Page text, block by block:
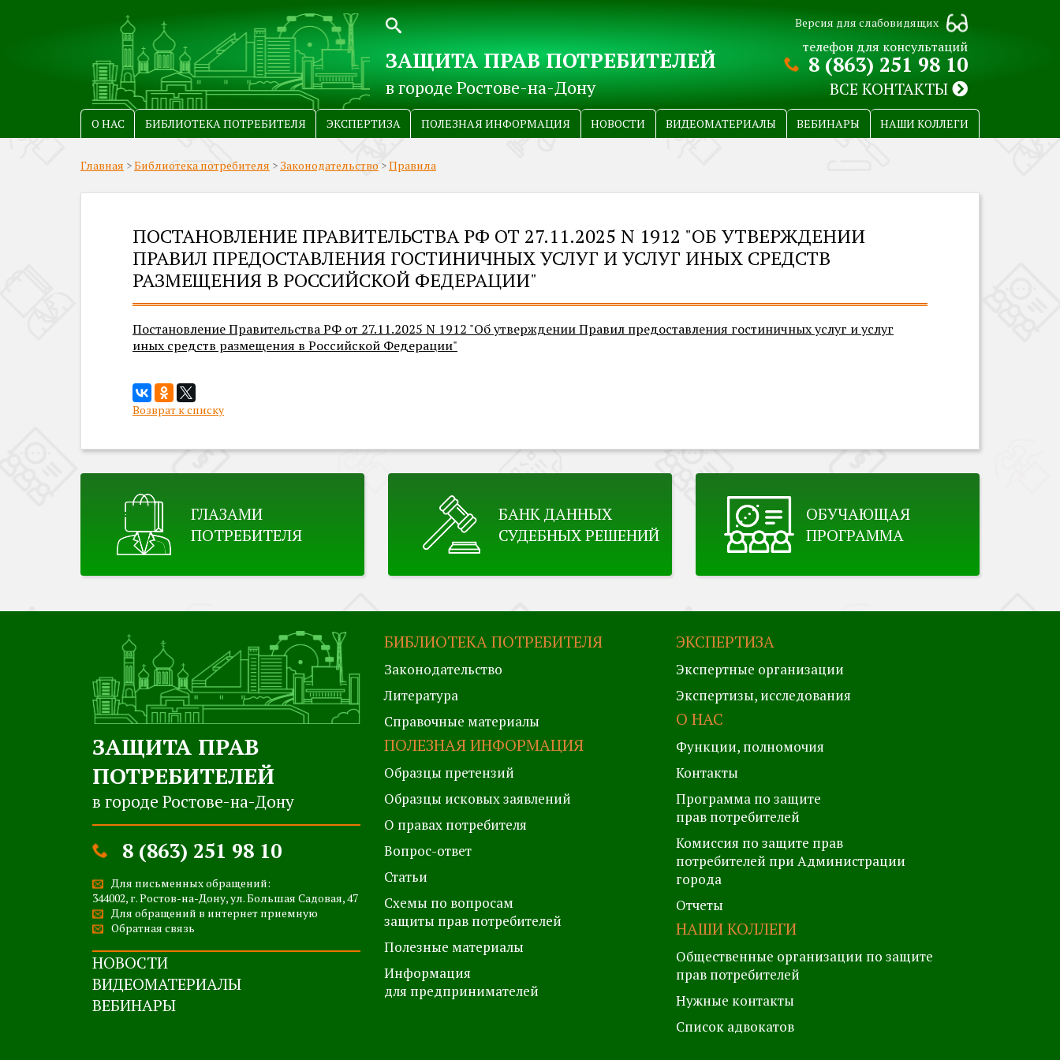
Версия для слабовидящих
ЗАЩИТА ПРАВ ПОТРЕБИТЕЛЕЙ
в городе Ростове-на-Дону
телефон для консультаций
8 (863) 251 98 10
ВСЕ КОНТАКТЫ
О НАС БИБЛИОТЕКА ПОТРЕБИТЕЛЯ ЭКСПЕРТИЗА ПОЛЕЗНАЯ ИНФОРМАЦИЯ НОВОСТИ ВИДЕОМАТЕРИАЛЫ ВЕБИНАРЫ НАШИ КОЛЛЕГИ
Главная >Библиотека потребителя > Законодательство >Правила
ПОСТАНОВЛЕНИЕ ПРАВИТЕЛЬСТВА РФ ОТ 27.11.2025 N 1912 "ОБ УТВЕРЖДЕНИИ
ПРАВИЛ ПРЕДОСТАВЛЕНИЯ ГОСТИНИЧНЫХ УСЛУГ И УСЛУГ ИНЫХ СРЕДСТВ
РАЗМЕЩЕНИЯ В РОССИЙСКОЙ ФЕДЕРАЦИИ"
Постановление Правительства РФ от 27.11.2025 N 1912 "Об утверждении Правил предоставления гостиничных услуг и услуг
иных средств размещения в Российской Федерации"
Возврат к списку
ГЛАЗАМИ
ПОТРЕБИТЕЛЯ
БАНК ДАННЫХ
СУДЕБНЫХ РЕШЕНИЙ
ОБУЧАЮЩАЯ
ПРОГРАММА
ЗАЩИТА ПРАВ
ПОТРЕБИТЕЛЕЙ
в городе Ростове-на-Дону
8 (863) 251 98 10
Для письменных обращений:
344002, г. Ростов-на-Дону, ул. Большая Садовая, 47
Для обращений в интернет приемную
Обратная связь
НОВОСТИ
ВИДЕОМАТЕРИАЛЫ
ВЕБИНАРЫ
БИБЛИОТЕКА ПОТРЕБИТЕЛЯ
Законодательство
Литература
Справочные материалы
ПОЛЕЗНАЯ ИНФОРМАЦИЯ
Образцы претензий
Образцы исковых заявлений
О правах потребителя
Вопрос-ответ
Статьи
Схемы по вопросам
защиты прав потребителей
Полезные материалы
Информация
для предпринимателей
ЭКСПЕРТИЗА
Экспертные организации
Экспертизы, исследования
О НАС
Функции, полномочия
Контакты
Программа по защите
прав потребителей
Комиссия по защите прав
потребителей при Администрации
города
Отчеты
НАШИ КОЛЛЕГИ
Общественные организации по защите
прав потребителей
Нужные контакты
Список адвокатов